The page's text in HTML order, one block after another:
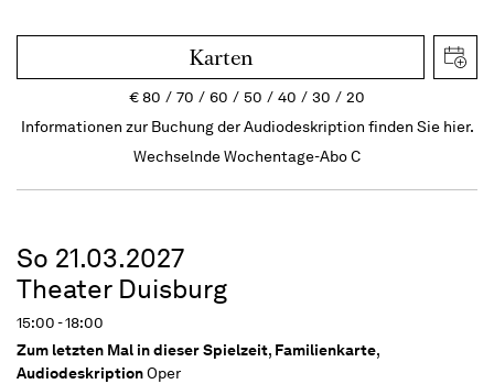
Karten
€80 70 60 50 40 30
20
Informationen zur Buchung der Audiodeskription finden Sie hier.
Wechselnde Wochentage-Abo C
So 21.03.2027
Theater Duisburg
15:00 - 18:00
Zum letzten Mal in dieser Spielzeit, Familienkarte,
AudiodeskriptionOper